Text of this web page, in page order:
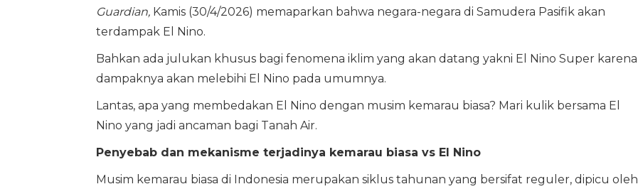
Guardian, Kamis (30/4/2026) memaparkan bahwa negara-negara di Samudera Pasifik akan
terdampak El Nino.
Bahkan ada julukan khusus bagi fenomena iklim yang akan datang yakni El Nino Super karena
dampaknya akan melebihi El Nino pada umumnya.
Lantas, apa yang membedakan El Nino dengan musim kemarau biasa? Mari kulik bersama El
Nino yang jadi ancaman bagi Tanah Air.
Penyebab dan mekanisme terjadinya kemarau biasa vs El Nino
Musim kemarau biasa di Indonesia merupakan siklus tahunan yang bersifat reguler, dipicu oleh